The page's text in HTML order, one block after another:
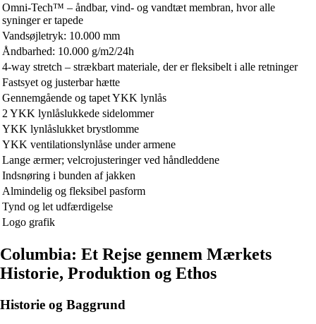
Omni-Tech™ – åndbar, vind- og vandtæt membran, hvor alle
syninger er tapede
Vandsøjletryk: 10.000 mm
Åndbarhed: 10.000 g/m2/24h
4-way stretch – strækbart materiale, der er fleksibelt i alle retninger
Fastsyet og justerbar hætte
Gennemgående og tapet YKK lynlås
2 YKK lynlåslukkede sidelommer
YKK lynlåslukket brystlomme
YKK ventilationslynlåse under armene
Lange ærmer; velcrojusteringer ved håndleddene
Indsnøring i bunden af jakken
Almindelig og fleksibel pasform
Tynd og let udfærdigelse
Logo grafik
Columbia: Et Rejse gennem Mærkets
Historie, Produktion og Ethos
Historie og Baggrund